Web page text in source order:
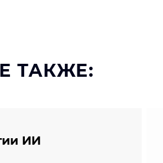
ТАКЖЕ:
ИИ